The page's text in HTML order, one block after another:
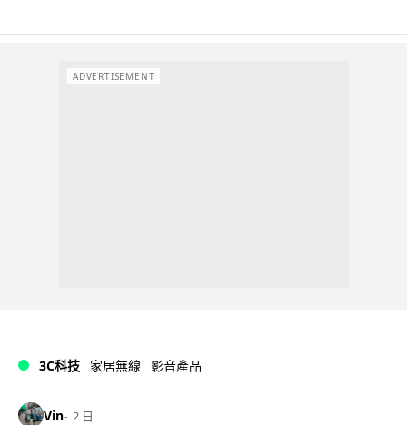
ADVERTISEMENT
3C科技 家居無線 影音產品
Vin 2 日